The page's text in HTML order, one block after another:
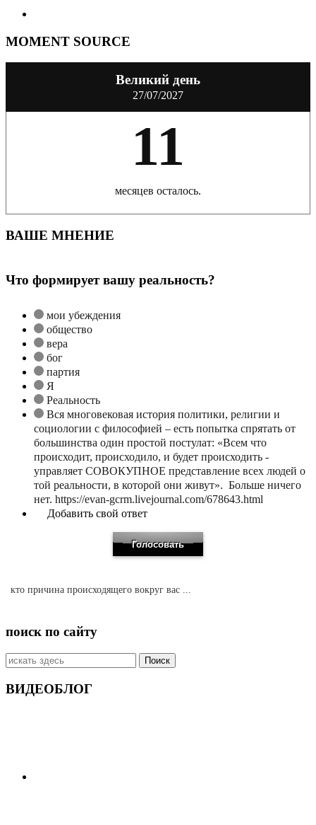
MOMENT SOURCE
Великий день
27/07/2027
11
месяцев осталось.
ВАШЕ МНЕНИЕ
Что формирует вашу реальность?
мои убеждения
общество
вера
бог
партия
Я
Реальность
Вся многовековая история политики, религии и
социологии с философией – есть попытка спрятать от
большинства один простой постулат: «Всем что
происходит, происходило, и будет происходить -
управляет СОВОКУПНОЕ представление всех людей о
той реальности, в которой они живут». Больше ничего
нет. https://evan-gcrm.livejournal.com/678643.html
Добавить свой ответ
кто причина происходящего вокруг вас ...
поиск по сайту
Искать:
ВИДЕОБЛОГ